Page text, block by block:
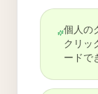
個人の
クリッ
ードで